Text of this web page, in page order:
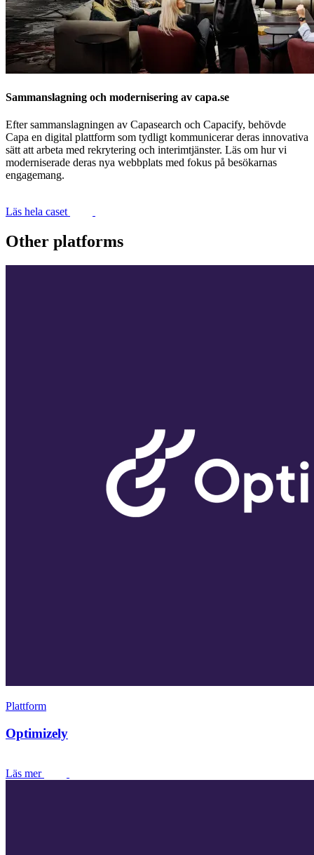
Sammanslagning och modernisering av capa.se
Efter sammanslagningen av Capasearch och Capacify, behövde
Capa en digital plattform som tydligt kommunicerar deras innovativa
sätt att arbeta med rekrytering och interimtjänster. Läs om hur vi
moderniserade deras nya webbplats med fokus på besökarnas
engagemang.
Läs hela caset
Other platforms
Plattform
Optimizely
Läs mer